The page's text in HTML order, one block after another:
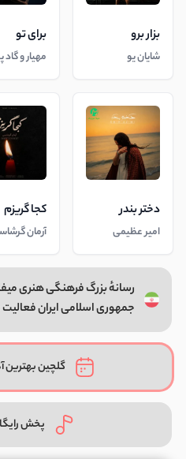
بزار برو
شایان یو
برای تو
مهیار و گاد
دختر بندر
امیر عظیمی
کجا گریزم
آرمان
رسانهٔ بزرگ فرهنگی هنری
جمهوری اسلامی ایران
گلچین
پخش